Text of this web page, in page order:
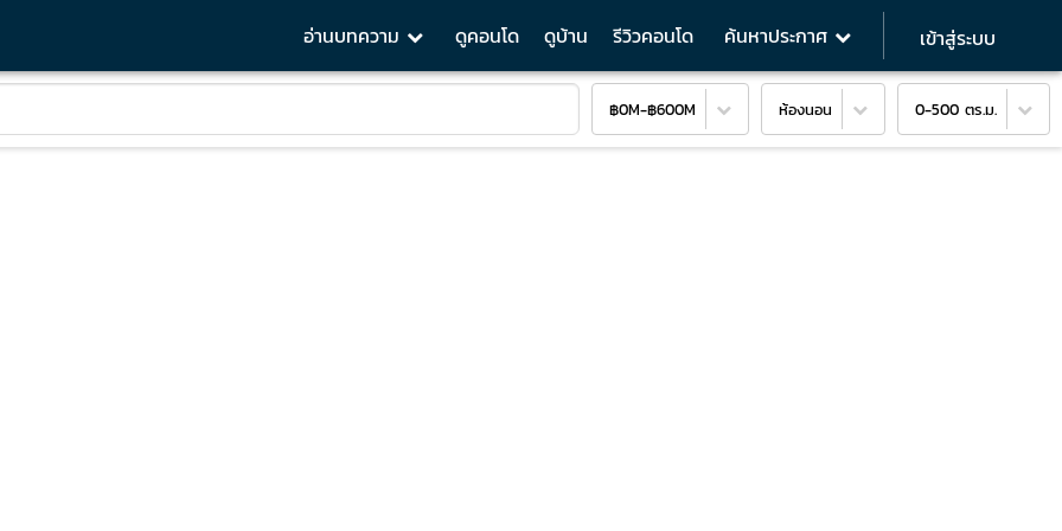
อ่านบทความ ดูคอนโด ดูบ้าน รีวิวคอนโด ค้นหาประกาศ เข้าสู่ระบบ
฿0M-฿600M ห้องนอน 0-500 ตร.ม.